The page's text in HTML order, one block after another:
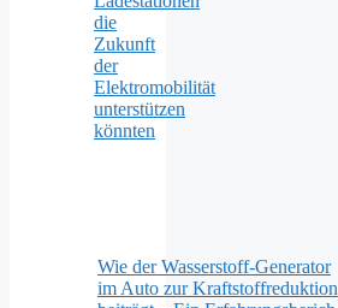
die
Zukunft
der
Elektromobilität
unterstützen
könnten
Wie der Wasserstoff-Generator
im Auto zur Kraftstoffreduktion